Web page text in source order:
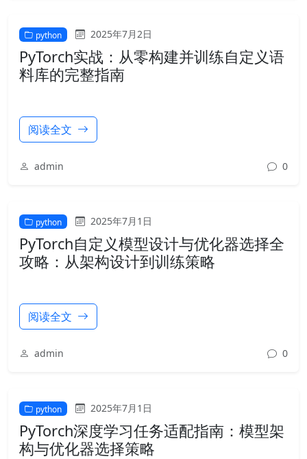
python 2025年7月2日
PyTorch实战：从零构建并训练自定义语
料库的完整指南
阅读全文
admin 0
python 2025年7月1日
PyTorch自定义模型设计与优化器选择全
攻略：从架构设计到训练策略
阅读全文
admin 0
python 2025年7月1日
PyTorch深度学习任务适配指南：模型架
构与优化器选择策略